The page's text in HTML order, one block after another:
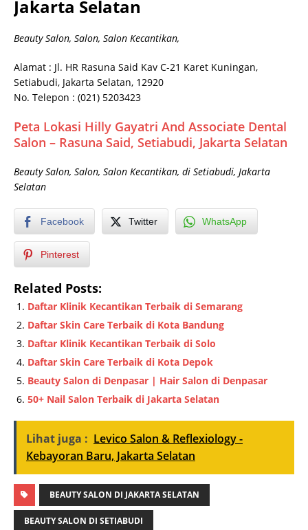
Jakarta Selatan
Beauty Salon, Salon, Salon Kecantikan,
Alamat : Jl. HR Rasuna Said Kav C-21 Karet Kuningan,
Setiabudi, Jakarta Selatan, 12920
No. Telepon : (021) 5203423
Peta Lokasi Hilly Gayatri And Associate Dental
Salon – Rasuna Said, Setiabudi, Jakarta Selatan
Beauty Salon, Salon, Salon Kecantikan, di Setiabudi, Jakarta
Selatan
Facebook Twitter WhatsApp
Pinterest
Related Posts:
Daftar Klinik Kecantikan Terbaik di Semarang
Daftar Skin Care Terbaik di Kota Bandung
Daftar Klinik Kecantikan Terbaik di Solo
Daftar Skin Care Terbaik di Kota Depok
Beauty Salon di Denpasar | Hair Salon di Denpasar
50+ Nail Salon Terbaik di Jakarta Selatan
Lihat juga : Levico Salon & Reflexiology -
Kebayoran Baru, Jakarta Selatan
BEAUTY SALON DI JAKARTA SELATAN
BEAUTY SALON DI SETIABUDI